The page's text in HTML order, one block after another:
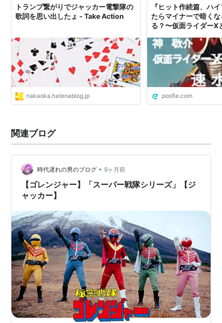
特撮監督：矢島信男
アクション監督：山岡淳二（JAC）
トランプ繋がりでジャッカー電撃隊の
歌詞を思い出したょ - Take Action
nakaoka.hatenablog.jp
『ヒット作続篇、ハ
たらマイナーで暗く
る？〜仮面ライダーX
posfie.com
関連ブログ
時代遅れの男のブログ • 9ヶ月前
【ゴレンジャー】「スーパー戦隊シリーズ」【ジ
ャッカー】